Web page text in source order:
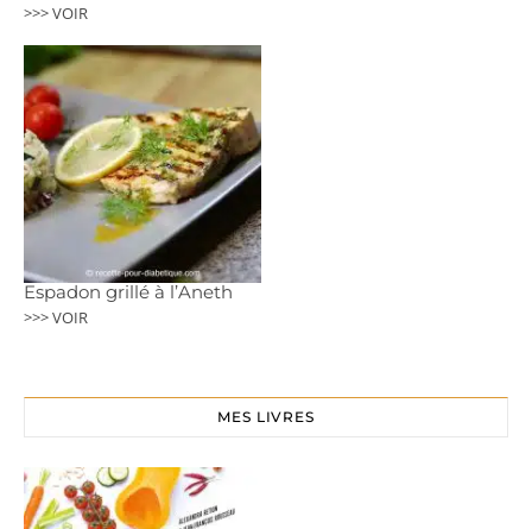
>>> VOIR
Espadon grillé à l’Aneth
>>> VOIR
MES LIVRES